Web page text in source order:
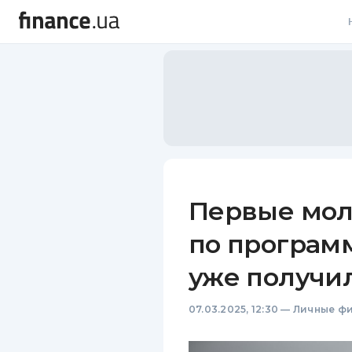
Первые
по
уже
07.03.2025, 12:30 — Личные